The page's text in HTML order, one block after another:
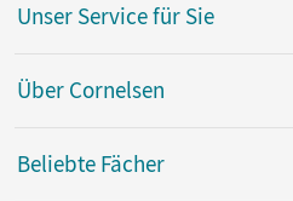
Unser Service für Sie
Über Cornelsen
Beliebte Fächer